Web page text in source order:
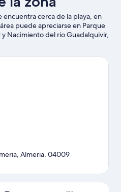
encuentra cerca de la playa, en
puede apreciarse en Parque
Nacimiento del rio Guadalquivir,
y Centro de arte museo de
y Parque acuático Mario
Almeria, 04009